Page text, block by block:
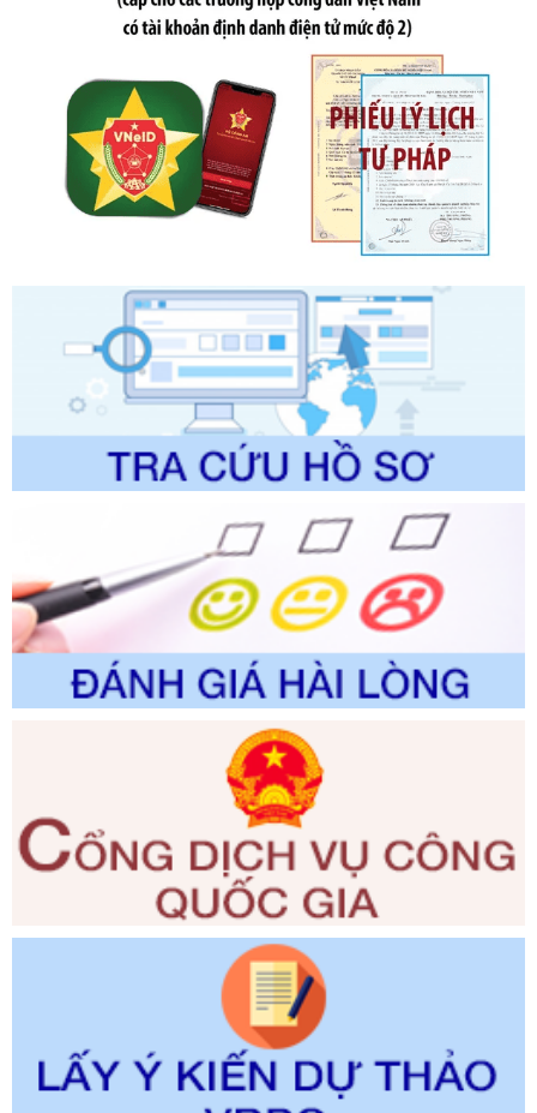
đổi, bổ sung một số điều của Nghị định số 125/2020/NĐ-СР
ngày 19 tháng 10 năm 2020 của Chính phủ quy định xử
phạt vi phạm hành chính về thuế, hóa đơn được sửa đổi, bổ
sung bởi Nghị định số 102/2021/NĐ-CP
Ngày ban hành: 20/07/2026
Số kí hiệu:2303/QĐ-UBND
Tên: Quyết định công bố Danh mục thủ tục hành chính mới
ban hành, được sửa đổi, bổ sung, bị bãi bỏ và phê duyệt
Quy trình nội bộ, quy trình điện tử giải quyết thủ tục hành
chính trong một số lĩnh vực thuộc phạm vi chức năng quản
lý của Sở Văn hóa, Thể tha
Ngày ban hành: 01/06/2026
Số kí hiệu:2304/QĐ-UBND
Tên: Quyết định công bố Danh mục thủ tục hành chính
được sửa đổi, bổ sung và phê duyệt Quy trình nội bộ, quy
trình điện tử giải quyết thủ tục hành chính trong lĩnh vực Du
lịch thuộc phạm vi chức năng quản lý của Sở Văn hóa, Thể
thao và Du lịch
Ngày ban hành: 01/06/2026
2310/QĐ-UBND
Tên: Về việc công bố Danh mục thủ tục hành chính sửa
đổi, bổ sung và phê duyệt Quy trình nội bộ, quy trình điện tử
trong giải quyết thủtục hành chính lĩnh vực biến đổi khí hậu
thuộc phạm vi giải quyết của Sở Nông nghiệp và Môi
trường
Ngày ban hành: 01/06/2026
Số kí hiệu:2300/QĐ-UBND
Tên: V/v công bố danh mục thủ tục hành chính được sửa
đổi, bổ sung và phê duyệt quy trình nội bộ, quy trình điện tử
giải quyết thủ tục hành chính trong lĩnh vực Luật sư thuộc
phạm vi chức năng quản lý của Sở Tư pháp
Ngày ban hành: 01/06/2026
351/2025/NĐ-CP
Tên: Nghị định số 351/2025/NĐ-CP của Chính phủ: Quy
định chuẩn nghèo đa chiều quốc gia giai đoạn 2026 - 2030
Ngày ban hành: 29/12/2026
3014/QĐ-UBND
Tên: Quyết định về việc công bố danh mục thủ tục hành
chính ban hành mới, sửa đổi bổ sung trong lĩnh vực hỗ trợ
đầu tư, lĩnh vực đấu thầu lựa chọn nhà thầu thuộc thẩm
quyền giải quyết của Sở Tài chính và Ban Quản lý Khu kinh